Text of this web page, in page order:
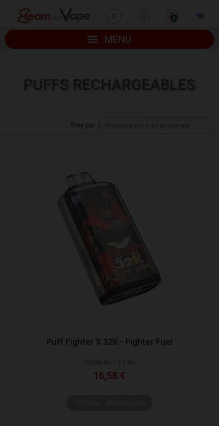
MENU
PUFFS RECHARGEABLES
Trier par :
Puff Fighter X 32K - Fighter Fuel
1000MAH - 22 ML
16,58 €